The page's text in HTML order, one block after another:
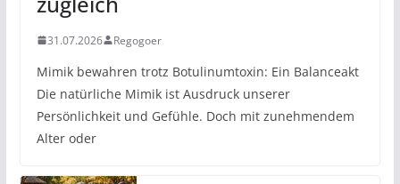
31.07.2026 Regogoer
Mimik bewahren trotz Botulinumtoxin: Ein Balanceakt
Die natürliche Mimik ist Ausdruck unserer
Persönlichkeit und Gefühle. Doch mit zunehmendem
Alter oder